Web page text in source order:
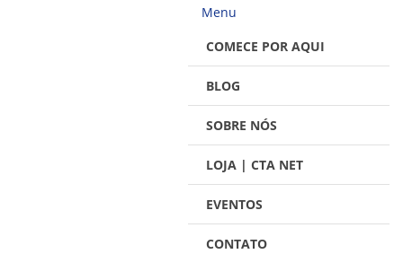
Menu
COMECE POR AQUI
BLOG
SOBRE NÓS
LOJA | CTA NET
EVENTOS
CONTATO